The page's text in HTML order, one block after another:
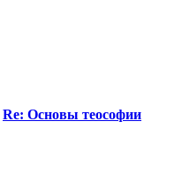
Re: Основы теософии